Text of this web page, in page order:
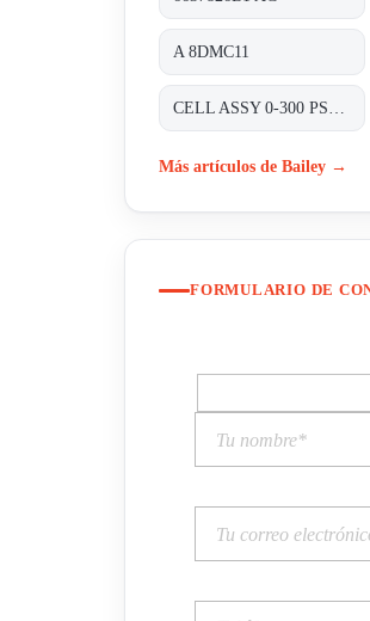
A 8DMC11
Más artículos de Bailey →
FORMULARIO DE